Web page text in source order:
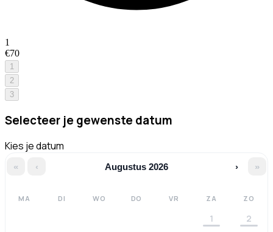
1
€70
1
2
3
Selecteer je gewenste datum
Kies je datum
« ‹ Augustus 2026 › »
MA DI WO DO VR ZA ZO
1 2